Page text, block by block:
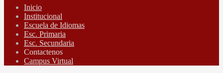
Inicio
Institucional
Escuela de Idiomas
Esc. Primaria
Esc. Secundaria
Contactenos
Campus Virtual